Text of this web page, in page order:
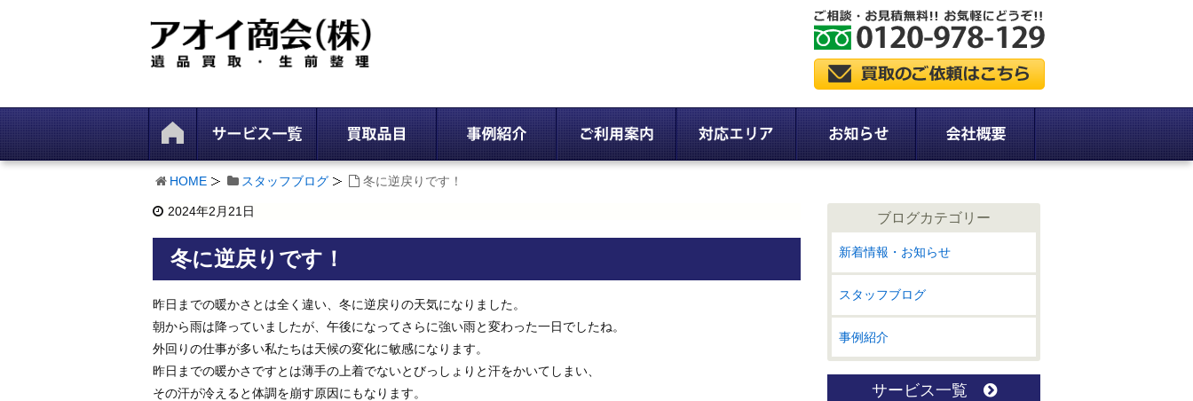
HOME スタッフブログ 冬に逆戻りです！
2024年2月21日
冬に逆戻りです！
昨日までの暖かさとは全く違い、冬に逆戻りの天気になりました。
朝から雨は降っていましたが、午後になってさらに強い雨と変わった一日でしたね。
外回りの仕事が多い私たちは天候の変化に敏感になります。
昨日までの暖かさですとは薄手の上着でないとびっしょりと汗をかいてしまい、
その汗が冷えると体調を崩す原因にもなります。
ブログカテゴリー
新着情報・お知らせ
スタッフブログ
事例紹介
サービス一覧